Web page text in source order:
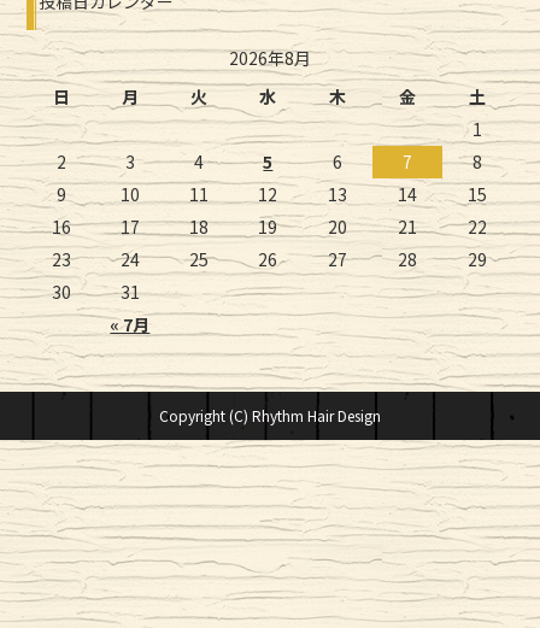
2026年8月
日
月 火 水 木 金 土
« 7月
1
2
3 4 5 6 7
8
9
10 11 12 13 14
15
16
17 18 19 20 21
22
23
24 25 26 27 28
29
30
31
Copyright (C) Rhythm Hair Design